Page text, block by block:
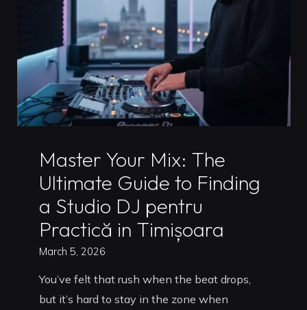
Timisoara
Artists
are
Leveling
Up
Master Your Mix: The
Ultimate Guide to Finding
a Studio DJ pentru
Practică in Timișoara
March 5, 2026
You’ve felt that rush when the beat drops,
but it’s hard to stay in the zone when